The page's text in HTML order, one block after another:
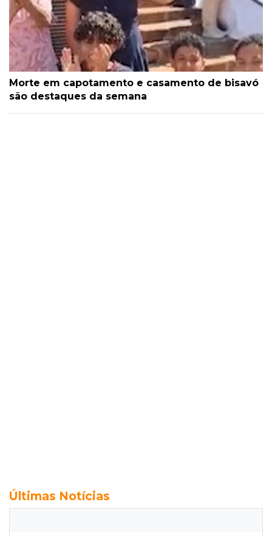
Morte em capotamento e casamento de bisavó
são destaques da semana
Últimas Notícias